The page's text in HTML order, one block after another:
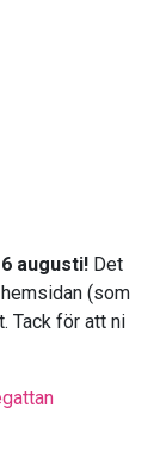
augusti! Det
(som
Tack för att ni